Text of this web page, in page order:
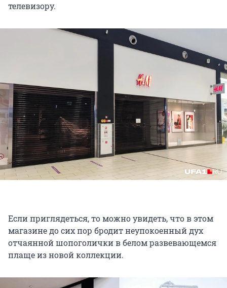
телевизору.
Если приглядеться, то можно увидеть, что в этом
магазине до сих пор бродит неупокоенный дух
отчаянной шопоголички в белом развевающемся
плаще из новой коллекции.